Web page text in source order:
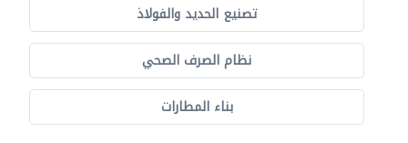
تصنيع الحديد والفولاذ
نظام الصرف الصحي
بناء المطارات